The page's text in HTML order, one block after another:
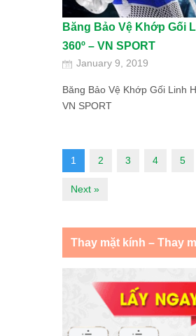
Băng Bảo Vệ Khớp Gối
360º – VN SPORT
January 9, 2019
Băng Bảo Vệ Khớp Gối Linh
VN SPORT
1 2 3 4 5
Next »
Thay mặt kính – Thay